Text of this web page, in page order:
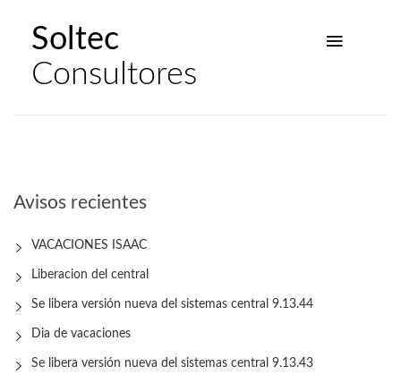
Soltec
Consultores
Avisos recientes
VACACIONES ISAAC
Liberacion del central
Se libera versión nueva del sistemas central 9.13.44
Dia de vacaciones
Se libera versión nueva del sistemas central 9.13.43